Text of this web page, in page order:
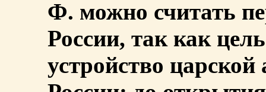
Ф. можно считать
России, так как
устройство царской